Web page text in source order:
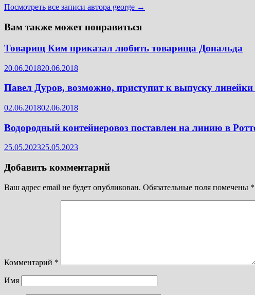
Посмотреть все записи автора george →
Вам также может понравиться
Товарищ Ким приказал любить товарища Дональда
20.06.201820.06.2018
Павел Дуров, возможно, приступит к выпуску
02.06.201802.06.2018
Водородный контейнеровоз поставлен на линию в
25.05.202325.05.2023
Добавить комментарий
Ваш адрес email не будет опубликован. Обязательные поля помечены *
Комментарий *
Имя